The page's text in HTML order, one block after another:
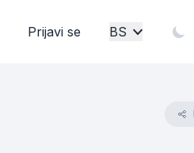
Prijavi se BS